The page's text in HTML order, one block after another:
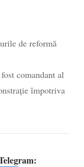
de reformă
comandant al
împotriva